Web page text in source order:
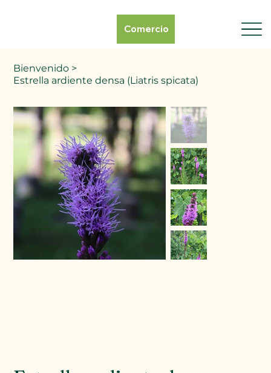
Comercio
Bienvenido >
Estrella ardiente densa (Liatris spicata)